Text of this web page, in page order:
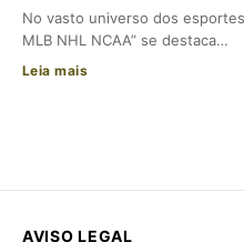
No vasto universo dos
MLB NHL NCAA” se destaca…
Leia mais
AVISO LEGAL